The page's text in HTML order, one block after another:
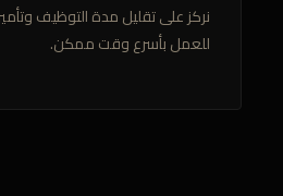
نركز على تقليل مدة التوظيف
للعمل بأسرع وقت ممكن.